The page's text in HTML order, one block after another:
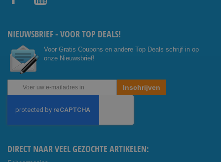
NIEUWSBRIEF - VOOR TOP DEALS!
Voor Gratis Coupons en andere Top Deals schrijf in op
onze Nieuwsbrief!
Abonneer
onze
Inschrijven
DIRECT NAAR VEEL GEZOCHTE ARTIKELEN: